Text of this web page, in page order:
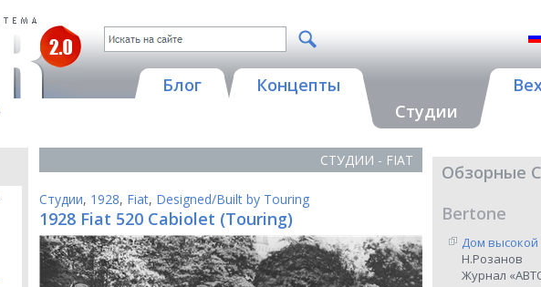
Блог
Концепты
Студии
СТУДИИ - FIAT
Студии, 1928, Fiat, Designed/Built by Touring
1928 Fiat 520 Cabiolet (Touring)
Обзорные
Bertone
Дом
Н.Розанов
Журнал